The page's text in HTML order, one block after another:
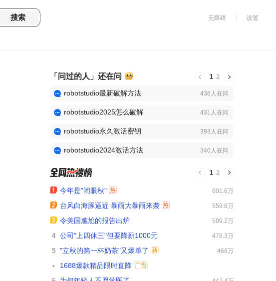
无障碍 设置
take a long walk sportsbull app下载
「问过的人」还在问 1 2
robotstudio最新破解方法 436 人在问
robotstudio2025怎么破解 431 人在问
robotstudio永久激活密钥 393 人在问
robotstudio2024激活方法 340 人在问
1 2
今年是"闭眼秋" 热 601.6万
台风白海豚逼近 暴雨大暴雨来袭 热 559.8万
令美国尴尬的报告出炉 509.2万
4 公司"上四休三"但要降薪1000元 478.3万
5 "立秋的第一杯奶茶"又爆单了 新 468万
• 1688爆款精品限时直降 广告